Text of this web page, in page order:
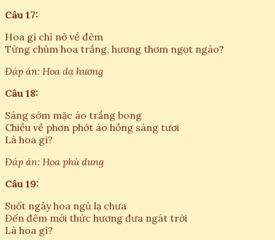
Câu 17:
Hoa gì chỉ nở về đêm
Từng chùm hoa trắng, hương thơm ngọt ngào?
Đáp án: Hoa dạ hương
Câu 18:
Sáng sớm mặc áo trắng bong
Chiều về phơn phớt áo hồng sáng tươi
Là hoa gì?
Đáp án: Hoa phù dung
Câu 19:
Suốt ngày hoa ngủ lạ chưa
Đến đêm mới thức hương đưa ngát trời
Là hoa gì?